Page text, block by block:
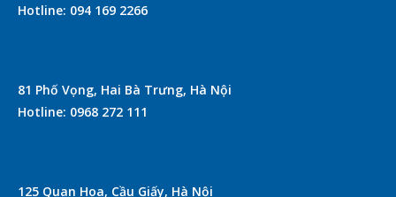
Hotline: 094 169 2266
81 Phố Vọng, Hai Bà Trưng, Hà Nội
Hotline: 0968 272 111
125 Quan Hoa, Cầu Giấy, Hà Nội